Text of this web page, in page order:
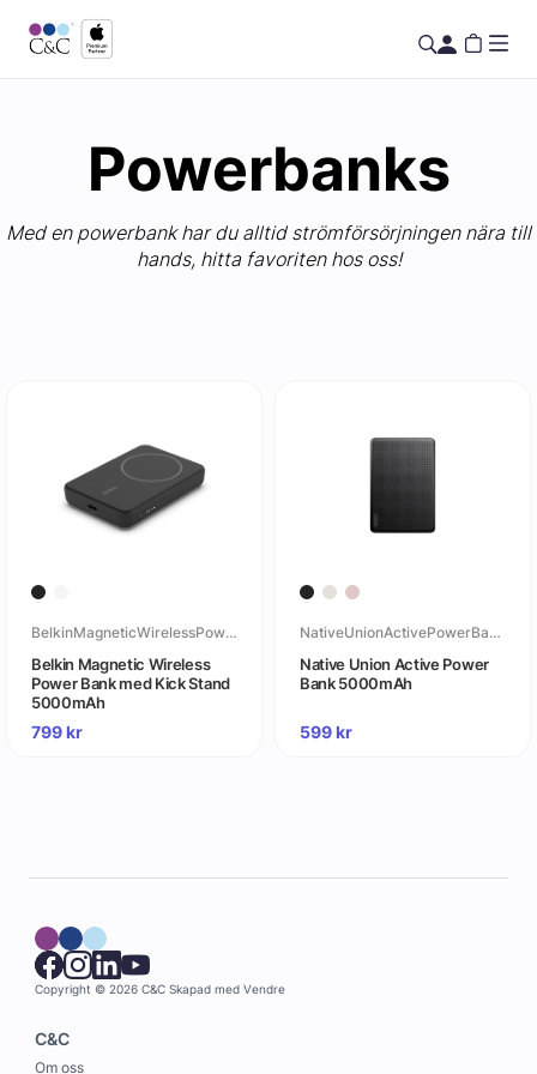
Powerbanks
Med en powerbank har du alltid strömförsörjningen nära till
hands, hitta favoriten hos oss!
BelkinMagneticWirelessPowerBankmedKickStand5000mAh
Belkin Magnetic Wireless
Power Bank med Kick Stand
5000mAh
799kr
NativeUnionActivePowerBank5000mAh
Native Union Active Power
Bank 5000mAh
599kr
Copyright © 2026 C&C Skapad med Vendre
C&C
Om oss